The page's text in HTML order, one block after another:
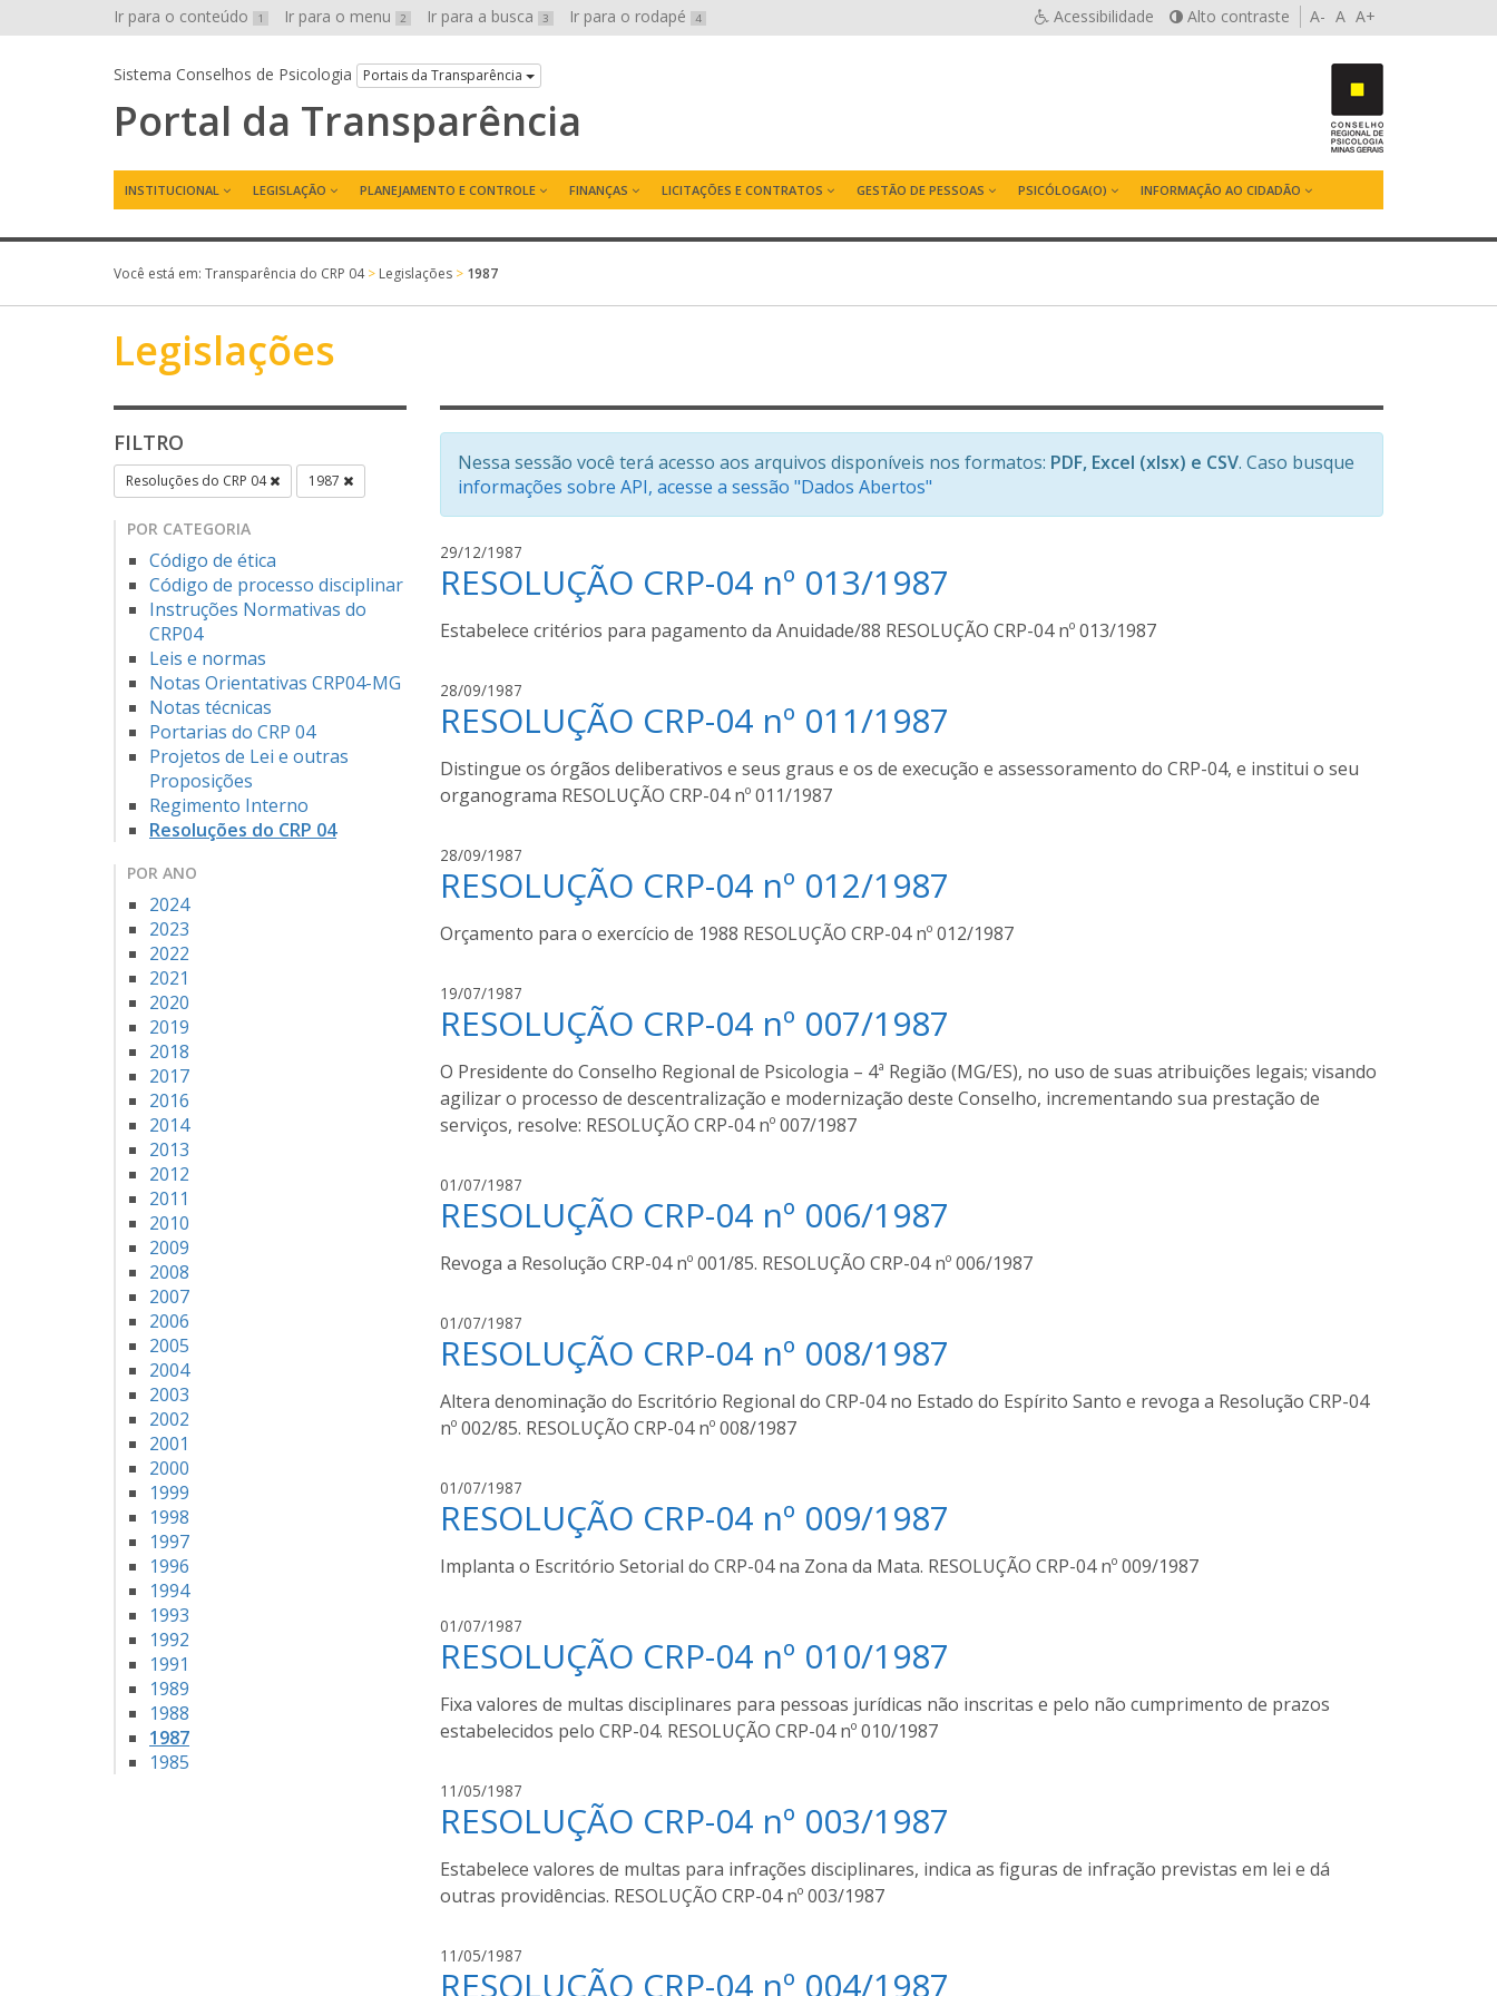
Ir para o conteúdo 1 Ir para o menu 2 Ir para a busca 3 Ir para o rodapé 4 Acessibilidade Alto contraste A- A A+
Sistema Conselhos de Psicologia Portais da Transparência
Portal da Transparência
INSTITUCIONAL LEGISLAÇÃO PLANEJAMENTO E CONTROLE FINANÇAS LICITAÇÕES E CONTRATOS GESTÃO DE PESSOAS PSICÓLOGA(O) INFORMAÇÃO AO CIDADÃO
Você está em: Transparência do CRP 04> Legislações > 1987
Legislações
FILTRO
Resoluções do CRP 04 1987
POR CATEGORIA
Código de ética
Código de processo disciplinar
Instruções Normativas do
CRP04
Leis e normas
Notas Orientativas CRP04-MG
Notas técnicas
Portarias do CRP 04
Projetos de Lei e outras
Proposições
Regimento Interno
Resoluções do CRP 04
POR ANO
2024
2023
2022
2021
2020
2019
2018
2017
2016
2014
2013
2012
2011
2010
2009
2008
2007
2006
2005
2004
2003
2002
2001
2000
1999
1998
1997
1996
1994
1993
1992
1991
1989
1988
1987
1985
Nessa sessão você terá acesso aos arquivos disponíveis nos formatos: PDF, Excel (xlsx) e CSV. Caso busque
informações sobre API, acesse a sessão "Dados Abertos"
29/12/1987a
u
g
u
m
u
r
RESOLUÇÃO CRP-04 nº 013/1987
Estabelece critérios para pagamento da Anuidade/88 RESOLUÇÃO CRP-04 nº 013/1987
28/09/1987a
u
g
u
s
m
o
r
RESOLUÇÃO CRP-04 nº 011/1987
Distingue os órgãos deliberativos e seus graus e os de execução e assessoramento do CRP-04, e institui o seu
organograma RESOLUÇÃO CRP-04 nº 011/1987
28/09/1987a
u
g
u
m
u
r
a
RESOLUÇÃO CRP-04 nº 012/1987
Orçamento para o exercício de 1988 RESOLUÇÃO CRP-04 nº 012/1987
19/07/1987a
u
g
u
s
t
o
o
u
a
RESOLUÇÃO CRP-04 nº 007/1987
O Presidente do Conselho Regional de Psicologia – 4ª Região (MG/ES), no uso de suas atribuições legais; visando
agilizar o processo de descentralização e modernização deste Conselho, incrementando sua prestação de
serviços, resolve: RESOLUÇÃO CRP-04 nº 007/1987
01/07/1987a
u
g
u
m
u
r
RESOLUÇÃO CRP-04 nº 006/1987
Revoga a Resolução CRP-04 nº 001/85. RESOLUÇÃO CRP-04 nº 006/1987
01/07/1987a
u
g
u
s
m
o
r
RESOLUÇÃO CRP-04 nº 008/1987
Altera denominação do Escritório Regional do CRP-04 no Estado do Espírito Santo e revoga a Resolução CRP-04
nº 002/85. RESOLUÇÃO CRP-04 nº 008/1987
01/07/1987a
u
g
u
m
u
r
RESOLUÇÃO CRP-04 nº 009/1987
Implanta o Escritório Setorial do CRP-04 na Zona da Mata. RESOLUÇÃO CRP-04 nº 009/1987
01/07/1987a
u
g
u
s
m
o
r
a
RESOLUÇÃO CRP-04 nº 010/1987
Fixa valores de multas disciplinares para pessoas jurídicas não inscritas e pelo não cumprimento de prazos
estabelecidos pelo CRP-04. RESOLUÇÃO CRP-04 nº 010/1987
11/05/1987a
u
g
u
s
m
o
RESOLUÇÃO CRP-04 nº 003/1987
Estabelece valores de multas para infrações disciplinares, indica as figuras de infração previstas em lei e dá
outras providências. RESOLUÇÃO CRP-04 nº 003/1987
11/05/1987a
u
RESOLUÇÃO CRP-04 nº 004/1987